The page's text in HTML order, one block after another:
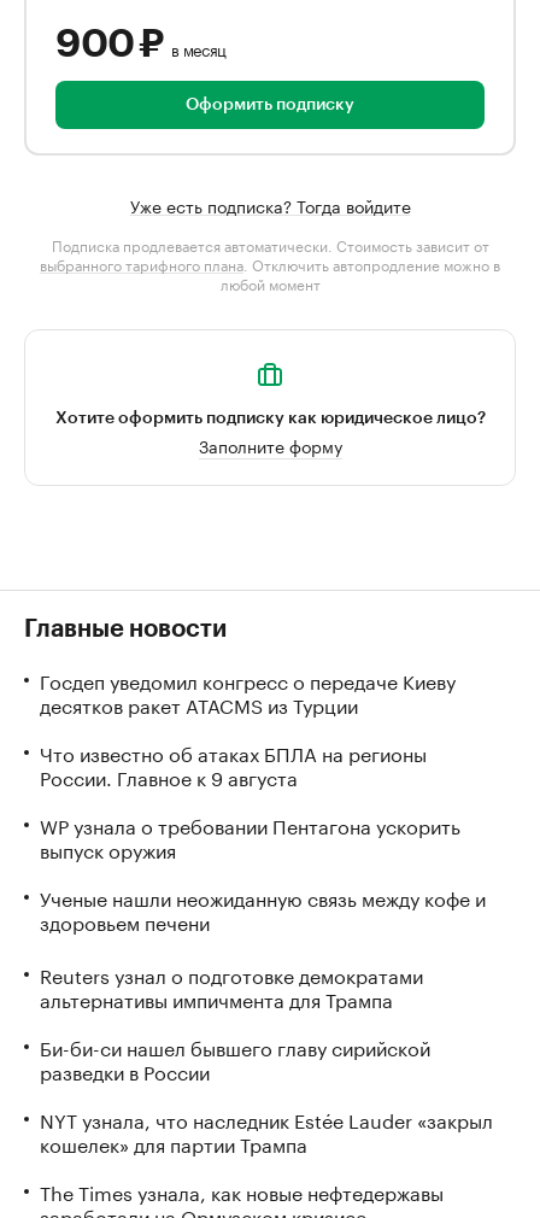
900 ₽ в месяц
Оформить подписку
Уже есть подписка? Тогда войдите
Подписка продлевается автоматически. Стоимость зависит от
выбранного тарифного плана . Отключить автопродление можно в
любой момент
Хотите оформить подписку как юридическое лицо?
Заполните форму
Главные новости
Госдеп уведомил конгресс о передаче Киеву
десятков ракет ATACMS из Турции
Что известно об атаках БПЛА на регионы
России. Главное к 9 августа
WP узнала о требовании Пентагона ускорить
выпуск оружия
Ученые нашли неожиданную связь между кофе и
здоровьем печени
Reuters узнал о подготовке демократами
альтернативы импичмента для Трампа
Би-би-си нашел бывшего главу сирийской
разведки в России
NYT узнала, что наследник Estée Lauder «закрыл
кошелек» для партии Трампа
The Times узнала, как новые нефтедержавы